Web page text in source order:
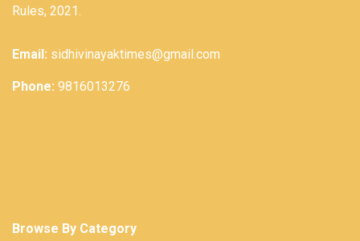
Rules, 2021.
Email: sidhivinayaktimes@gmail.com
Phone: 9816013276
Browse By Category